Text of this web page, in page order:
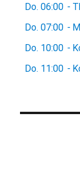
Do. 06:00 -
Do. 07:00 -
Do. 10:00 -
Do. 11:00 -